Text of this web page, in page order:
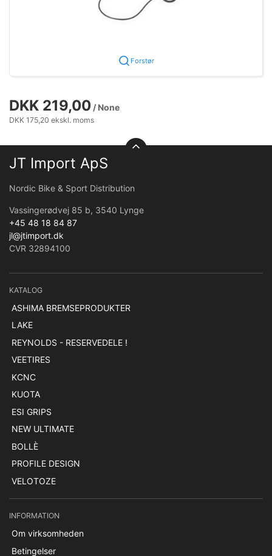
Forstør
DKK 219,00 / None
DKK 175,20 ekskl. moms
JT Import ApS
Nordic Bike & Sport Distribution
Vassingerødvej 85 b, 3540 Lynge
+45 48 18 84 87
jl@jtimport.dk
CVR 32894100
KATALOG
ASHIMA BREMSEPRODUKTER
LAKE
REYNOLDS - RESERVEDELE !
VEETIRES
KCNC
KUOTA
ESI GRIPS
NEW ULTIMATE
BOLLÈ
PROFILE DESIGN
VELOTOZE
INFORMATION
Om virksomheden
Betingelser